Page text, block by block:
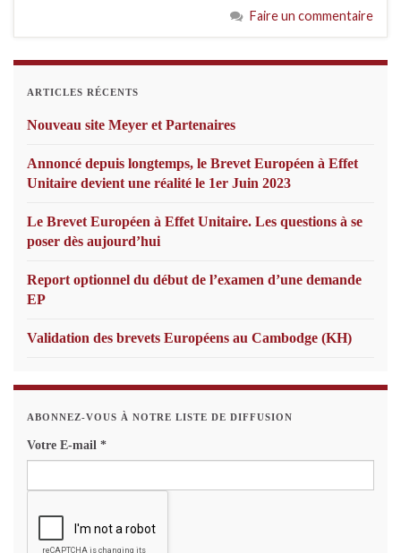
Faire un commentaire
ARTICLES RÉCENTS
Nouveau site Meyer et Partenaires
Annoncé depuis longtemps, le Brevet Européen à Effet
Unitaire devient une réalité le 1er Juin 2023
Le Brevet Européen à Effet Unitaire. Les questions à se
poser dès aujourd’hui
Report optionnel du début de l’examen d’une demande
EP
Validation des brevets Européens au Cambodge (KH)
ABONNEZ-VOUS À NOTRE LISTE DE DIFFUSION
Votre E-mail *